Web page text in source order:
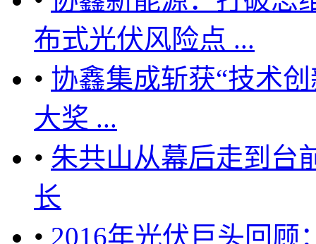
布式光伏风险点 ...
• 协鑫集成斩获“技术
大奖 ...
• 朱共山从幕后走到台
长
• 2016年光伏巨头回顾